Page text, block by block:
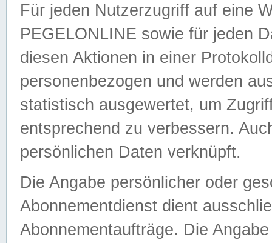
Für jeden Nutzerzugriff auf eine
PEGELONLINE sowie für jeden
diesen Aktionen in einer
personenbezogen und werden
statistisch ausgewertet, um
entsprechend zu verbessern.
persönlichen Daten verknüpft.
Die Angabe persönlicher oder
Abonnementdienst dient
Abonnementaufträge. Die